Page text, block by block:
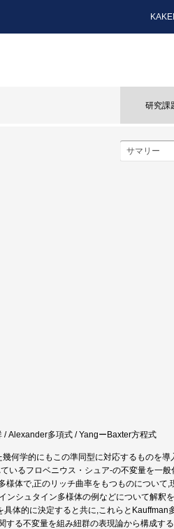
研究課
/ Alexander多項式 / YangーBaxter方程式
何学的にもこの準同型に対応するものを導
いるフロベニウス・シュア-の不変量を一般
様体で,正のリッチ曲率をもつものについて,
ンシュタイン多様体の例などについて解釈を
体的に決定すると共に,これらとKauffman
する不変量を組み紐群の表現論から構成する